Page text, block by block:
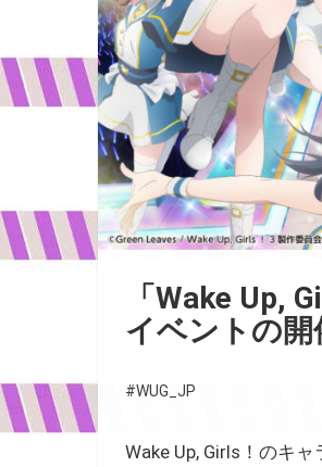
「Wake Up,
イベントの開
#WUG_JP
Wake Up, Girls！のキ